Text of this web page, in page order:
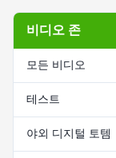
비디오 존
모든 비디오
테스트
야외 디지털 토템